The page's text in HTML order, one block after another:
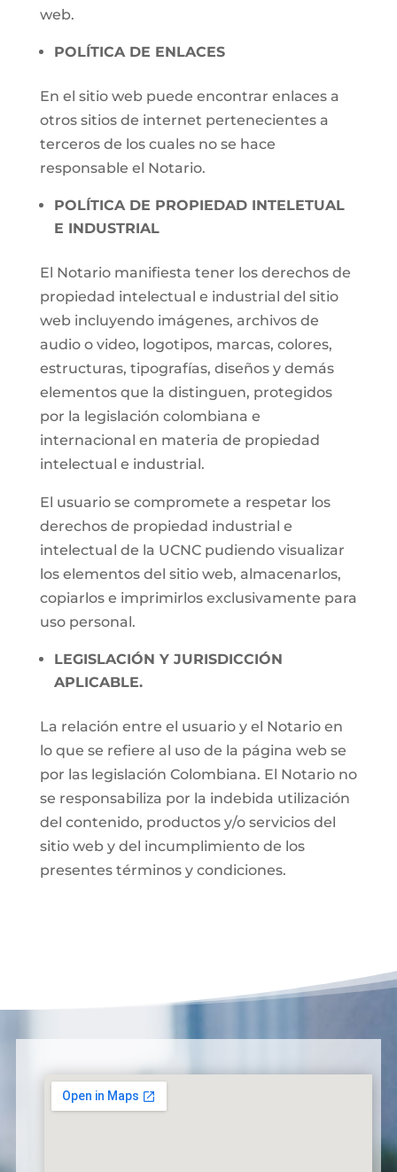
web.
POLÍTICA DE ENLACES
En el sitio web puede encontrar enlaces a
otros sitios de internet pertenecientes a
terceros de los cuales no se hace
responsable el Notario.
POLÍTICA DE PROPIEDAD INTELETUAL
E INDUSTRIAL
El Notario manifiesta tener los derechos de
propiedad intelectual e industrial del sitio
web incluyendo imágenes, archivos de
audio o video, logotipos, marcas, colores,
estructuras, tipografías, diseños y demás
elementos que la distinguen, protegidos
por la legislación colombiana e
internacional en materia de propiedad
intelectual e industrial.
El usuario se compromete a respetar los
derechos de propiedad industrial e
intelectual de la UCNC pudiendo visualizar
los elementos del sitio web, almacenarlos,
copiarlos e imprimirlos exclusivamente para
uso personal.
LEGISLACIÓN Y JURISDICCIÓN
APLICABLE.
La relación entre el usuario y el Notario en
lo que se refiere al uso de la página web se
por las legislación Colombiana. El Notario no
se responsabiliza por la indebida utilización
del contenido, productos y/o servicios del
sitio web y del incumplimiento de los
presentes términos y condiciones.